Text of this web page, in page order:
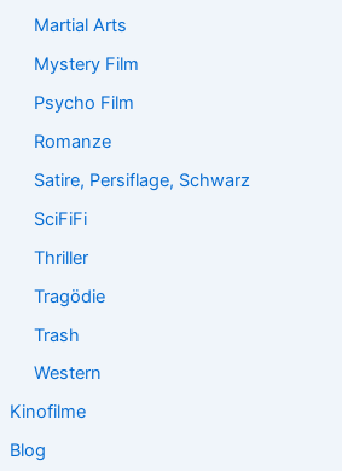
Martial Arts
Mystery Film
Psycho Film
Romanze
Satire, Persiflage, Schwarz
SciFiFi
Thriller
Tragödie
Trash
Western
Kinofilme
Blog